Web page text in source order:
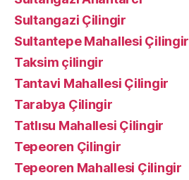
Sultangazi Çilingir
Sultantepe Mahallesi Çilingir
Taksim çilingir
Tantavi Mahallesi Çilingir
Tarabya Çilingir
Tatlısu Mahallesi Çilingir
Tepeoren Çilingir
Tepeoren Mahallesi Çilingir